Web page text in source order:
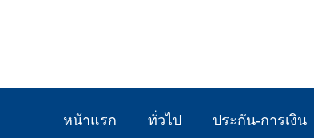
หน้าแรก ทั่วไป ประกัน-การเงิน